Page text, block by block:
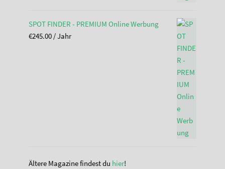
SPOT FINDER - PREMIUM Online Werbung
€245.00 / Jahr
Ältere Magazine findest du hier!